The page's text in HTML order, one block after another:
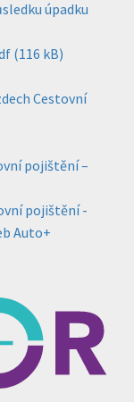
úpadku
(116 kB)
Cestovní
pojištění –
pojištění -
Auto+